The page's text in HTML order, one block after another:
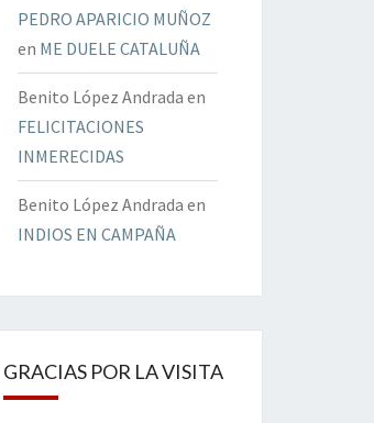
PEDRO APARICIO MUÑOZ
en ME DUELE CATALUÑA
Benito López Andrada en
FELICITACIONES
INMERECIDAS
Benito López Andrada en
INDIOS EN CAMPAÑA
GRACIAS POR LA VISITA